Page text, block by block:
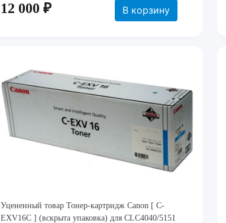
12 000 ₽ В корзину
Уцененный товар Тонер-картридж Canon [ C-
EXV16C ] (вскрыта упаковка) для CLC4040/5151